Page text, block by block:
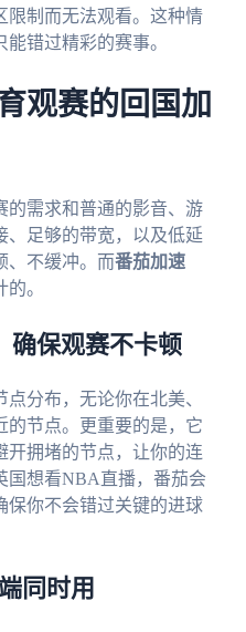
限制而无法观看。这种情
错过精彩的赛事。
观赛的回国加
的需求和普通的影音、游
足够的带宽，以及低延
、不缓冲。而番茄加速
。
确保观赛不卡顿
分布，无论你在北美、
的节点。更重要的是，它
开拥堵的节点，让你的连
国想看NBA直播，番茄会
保你不会错过关键的进球
同时用